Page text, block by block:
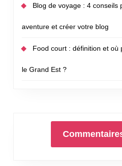
Blog de voyage : 4 conseils
aventure et créer votre blog
Food court : définition et où
le Grand Est ?